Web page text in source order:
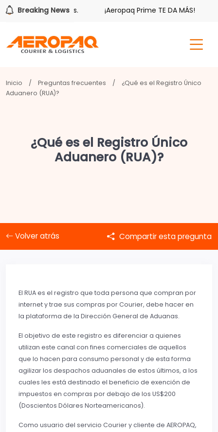
Breaking News
sus beneficios. ¡Aeropaq Prime TE DA MÁS!
Inicio / Preguntas frecuentes /
¿Qué es el Registro Único
Aduanero (RUA)?
¿Qué es el Registro Único
Aduanero (RUA)?
Volver atrás Compartir esta pregunta
El RUA es el registro que toda persona que compran por
internet y trae sus compras por Courier, debe hacer en
la plataforma de la Dirección General de Aduanas.
El objetivo de este registro es diferenciar a quienes
utilizan este canal con fines comerciales de aquellos
que lo hacen para consumo personal y de esta forma
agilizar los despachos aduanales de estos últimos, a los
cuales les está destinado el beneficio de exención de
impuestos en compras por debajo de los US$200
(Doscientos Dólares Norteamericanos).
Como usuario del servicio Courier y cliente de AEROPAQ,